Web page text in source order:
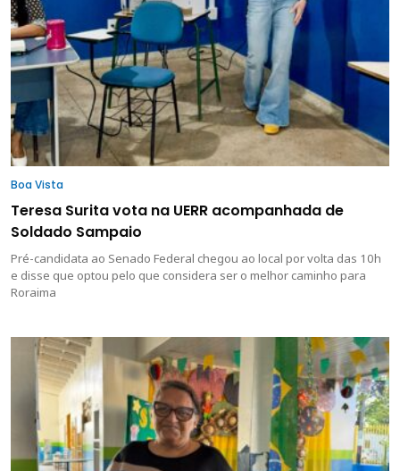
Boa Vista
Teresa Surita vota na UERR acompanhada de
Soldado Sampaio
Pré-candidata ao Senado Federal chegou ao local por volta das 10h
e disse que optou pelo que considera ser o melhor caminho para
Roraima